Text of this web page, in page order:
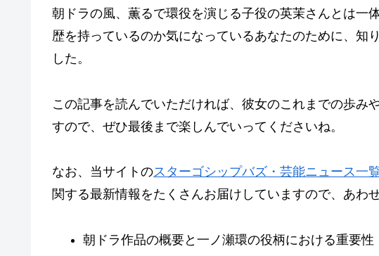
朝ドラの風、薫るで環役を演じる子役の英茉さんとは一
歴を持っているのか気になっているあなたのために、知
した。
この記事を読んでいただければ、彼女のこれまでの歩み
すので、ぜひ最後まで楽しんでいってくださいね。
なお、当サイトのスターゴシップバズ・芸能ニュース一
関する最新情報をたくさんお届けしていますので、あわ
朝ドラ作品の概要と一ノ瀬環の役柄における重要性